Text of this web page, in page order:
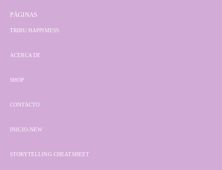
PÁGINAS
TRIBU HAPPIMESS
ACERCA DE
SHOP
CONTACTO
INICIO-NEW
STORYTELLING CHEATSHEET